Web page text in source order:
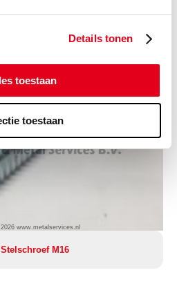
Details tonen
toestaan
toestaan
M12
www.metalservices.nl
Stelschroef M16